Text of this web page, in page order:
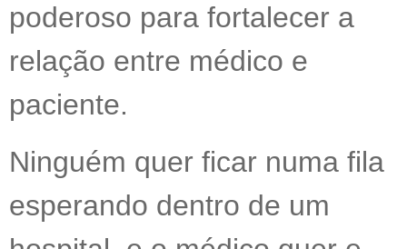
poderoso para fortalecer a
relação entre médico e
paciente.
Ninguém quer ficar numa fila
esperando dentro de um